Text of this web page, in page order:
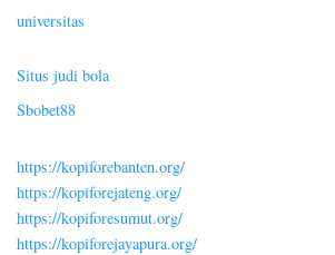
universitas
Situs judi bola
Sbobet88
https://kopiforebanten.org/
https://kopiforejateng.org/
https://kopiforesumut.org/
https://kopiforejayapura.org/